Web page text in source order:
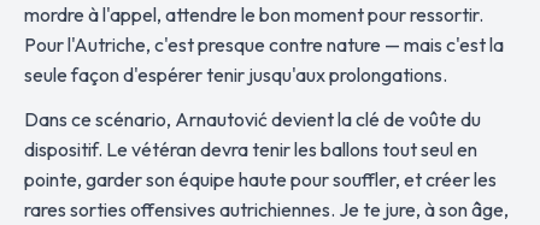
mordre à l'appel, attendre le bon moment pour ressortir.
Pour l'Autriche, c'est presque contre nature — mais c'est la
seule façon d'espérer tenir jusqu'aux prolongations.
Dans ce scénario, Arnautović devient la clé de voûte du
dispositif. Le vétéran devra tenir les ballons tout seul en
pointe, garder son équipe haute pour souffler, et créer les
rares sorties offensives autrichiennes. Je te jure, à son âge,